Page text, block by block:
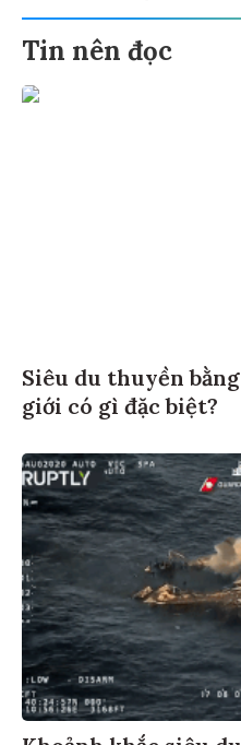
Tin nên đọc
Siêu du thuyền
giới có gì đặc biệt?